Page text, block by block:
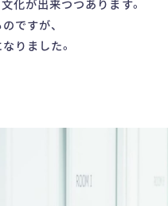
化が出来つつあります。
ですが、
りました。